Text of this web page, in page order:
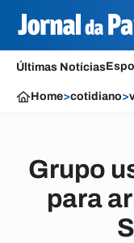
Últimas Notícias
Home>cotidiano>
Grupo
para